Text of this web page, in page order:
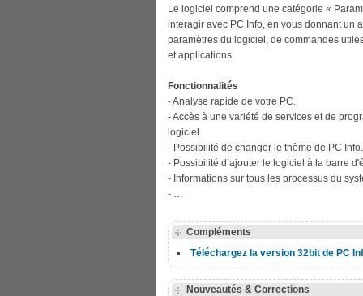
Le logiciel comprend une catégorie «
interagir avec PC Info, en vous donnant un
paramètres du logiciel, de commandes
et applications.
Fonctionnalités
- Analyse rapide de votre PC.
- Accès à une variété de services et de
logiciel.
- Possibilité de changer le thème de PC Info.
- Possibilité d’ajouter le logiciel à la barre
- Informations sur tous les processus du
- …
Compléments
Téléchargez la version 32bit de PC
Nouveautés & Corrections